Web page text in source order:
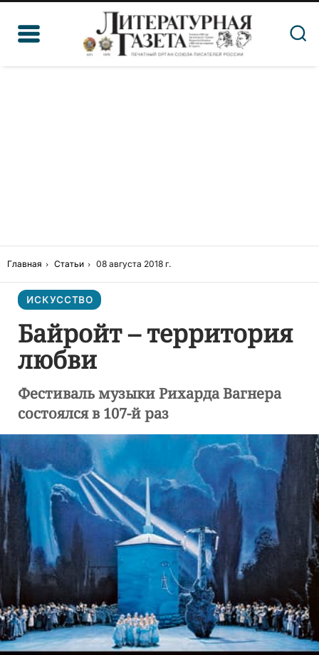
Главная Статьи 08 августа 2018 г.
ИСКУССТВО
Байройт – территория
любви
Фестиваль музыки Рихарда Вагнера
состоялся в 107-й раз